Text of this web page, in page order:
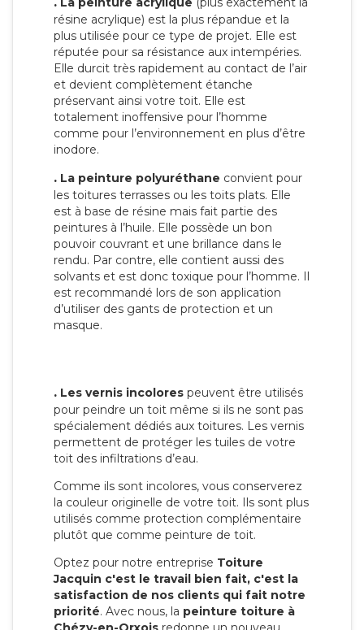
résine acrylique) est la plus répandue et la
plus utilisée pour ce type de projet. Elle est
réputée pour sa résistance aux intempéries.
Elle durcit très rapidement au contact de l’air
et devient complètement étanche
préservant ainsi votre toit. Elle est
totalement inoffensive pour l’homme
comme pour l’environnement en plus d’être
inodore.
. La peinture polyuréthane convient pour
les toitures terrasses ou les toits plats. Elle
est à base de résine mais fait partie des
peintures à l’huile. Elle possède un bon
pouvoir couvrant et une brillance dans le
rendu. Par contre, elle contient aussi des
solvants et est donc toxique pour l’homme. Il
est recommandé lors de son application
d’utiliser des gants de protection et un
masque.
. Les vernis incolores peuvent être utilisés
pour peindre un toit même si ils ne sont pas
spécialement dédiés aux toitures. Les vernis
permettent de protéger les tuiles de votre
toit des infiltrations d’eau.
Comme ils sont incolores, vous conserverez
la couleur originelle de votre toit. Ils sont plus
utilisés comme protection complémentaire
plutôt que comme peinture de toit.
Optez pour notre entreprise Toiture
Jacquin c'est le travail bien fait, c'est la
satisfaction de nos clients qui fait notre
priorité. Avec nous, la peinture toiture à